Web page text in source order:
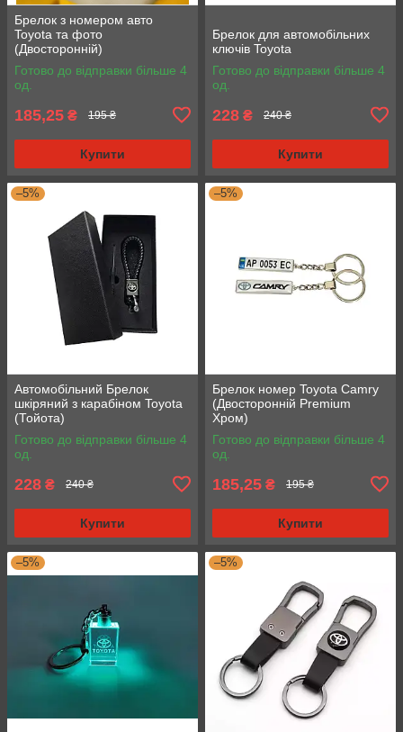
Брелок з номером авто
Toyota та фото
(Двосторонній)
Готово до відправки більше 4
од.
185,25 ₴ 195 ₴
Купити
Брелок для автомобільних
ключів Toyota
Готово до відправки більше 4
од.
228 ₴ 240 ₴
Купити
–5%
Автомобільний Брелок
шкіряний з карабіном Toyota
(Тойота)
Готово до відправки більше 4
од.
228 ₴ 240 ₴
Купити
–5%
Брелок номер Toyota Camry
(Двосторонній Premium
Хром)
Готово до відправки більше 4
од.
185,25 ₴ 195 ₴
Купити
–5% –5%